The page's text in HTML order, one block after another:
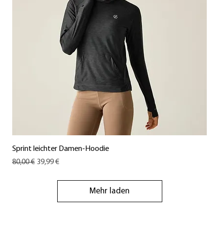
Sprint leichter Damen-Hoodie
Standardpreis
80,00 € Sale-Preis
39,99 €
Mehr laden